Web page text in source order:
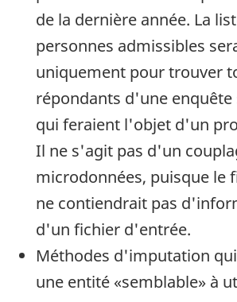
de la dernière année. La
personnes admissibles
uniquement pour trouver
répondants d'une enquête
qui feraient l'objet d'un
Il ne s'agit pas d'un
microdonnées, puisque le
ne contiendrait pas
d'un fichier d'entrée.
Méthodes d'imputation
une entité «semblable» à